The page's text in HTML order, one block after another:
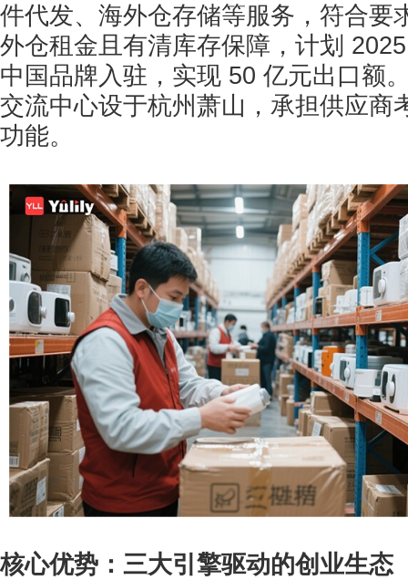
件代发、海外仓存储等服务，符合要
外仓租金且有清库存保障，计划
中国品牌入驻，实现 50 亿元出口额
交流中心设于杭州萧山，承担供应商
功能。
核心优势：三大引擎驱动的创业生态